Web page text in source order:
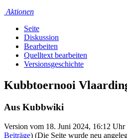
Aktionen
Seite
Diskussion
Bearbeiten
Quelltext bearbeiten
Versionsgeschichte
Kubbtoernooi
Aus Kubbwiki
Version vom 18. Juni 2024, 16:12 Uhr
Beiträge) (Die Seite wurde neu